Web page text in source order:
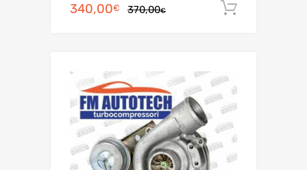
370,00€Il
370,00€.
340,00€
Il
340,00€.